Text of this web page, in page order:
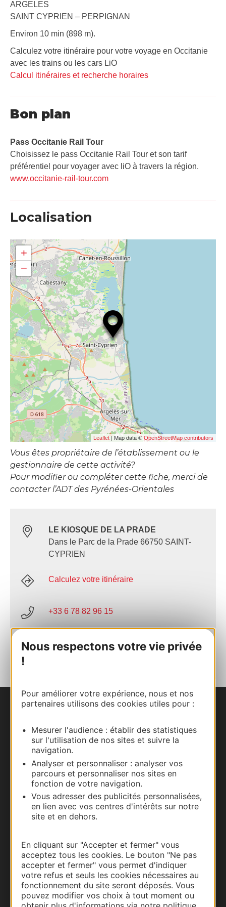
Nous respectons votre vie privée
!
Pour améliorer votre expérience, nous et nos
partenaires utilisons des cookies utiles pour :
Mesurer l'audience : établir des statistiques
sur l'utilisation de nos sites et suivre la
navigation.
Analyser et personnaliser : analyser vos
parcours et personnaliser nos sites en
fonction de votre navigation.
Vous adresser des publicités personnalisées,
en lien avec vos centres d'intérêts sur notre
site et en dehors.
En cliquant sur "Accepter et fermer" vous
acceptez tous les cookies. Le bouton "Ne pas
accepter et fermer" vous permet d'indiquer
votre refus et seuls les cookies nécessaires au
fonctionnement du site seront déposés. Vous
pouvez modifier vos choix à tout moment ou
ARGELES
SAINT CYPRIEN – PERPIGNAN
Environ 10 min (898 m).
Calculez votre itinéraire pour votre voyage en Occitanie
avec les trains ou les cars LiO
Calcul itinéraires et recherche horaires
Bon plan
Pass Occitanie Rail Tour​
Choisissez le pass Occitanie Rail Tour et son tarif
préférentiel pour voyager avec liO à travers la région.
www.occitanie-rail-tour.com
Localisation
+
−
Leaflet | Map data ©OpenStreetMap contributors
Vous êtes propriétaire de l’établissement ou le
gestionnaire de cette activité?
Pour modifier ou compléter cette fiche, merci de
contacter l’ADT des Pyrénées-Orientales
LE KIOSQUE DE LA PRADE
Dans le Parc de la Prade 66750 SAINT-
CYPRIEN
Calculez votre itinéraire
+33 6 78 82 96 15
AU CARNET
Carte interactive
Documentation
Thermalisme
Business/Mice